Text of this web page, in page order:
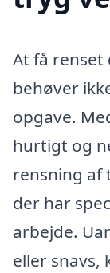
At få
behøver
opgave.
hurtigt og
rensning af
der har
arbejde.
eller snavs,